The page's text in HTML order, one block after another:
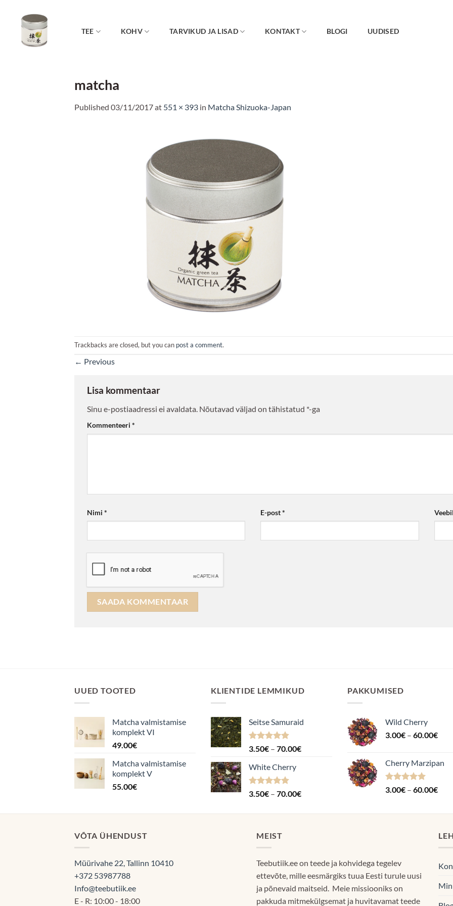
content
TEE KOHV TARVIKUD JA LISAD KONTAKT BLOGI UUDISED
matcha
Published 03/11/2017at 551 × 393 in Matcha Shizuoka-Japan
Trackbacks are closed, but you can post a comment.
← Previous
Lisa kommentaar
Sinu e-postiaadressi ei avaldata. Nõutavad väljad on tähistatud *-ga
Kommenteeri *
Nimi * E-post*
UUED TOOTED
Matcha valmistamise
komplekt VI
49.00€
Matcha valmistamise
komplekt V
55.00€
KLIENTIDE LEMMIKUD
Seitse Samuraid
Hinnanguga
3.50€ – 70.00€Hinnavahemik:
White Cherry
Hinnanguga
3.50€ – 70.00€Hinnavahemik:
kuni
PAKKUMISED
Wild Cherry
3.00€ – 60.00€
Cherry Marzipan
Hinnanguga
3.00€ – 60.00€
VÕTA ÜHENDUST
Müürivahe 22, Tallinn 10410
+372 53987788
Info@teebutiik.ee
E - R: 10:00 - 18:00
MEIST
Teebutiik.ee on teede ja kohvidega tegelev
ettevõte, mille eesmärgiks tuua Eesti turule uusi
ja põnevaid maitseid. Meie missiooniks on
pakkuda mitmekülgsemat ja huvitavamat teede